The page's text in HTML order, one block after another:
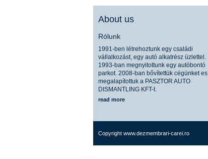
About us
Rólunk
1991-ben létrehoztunk egy családi
vállalkozást, egy autó alkatrész üzlettel.
1993-ban megnyitottunk egy autóbontó
parkot. 2008-ban bővítettük cégünket es
megalapítottuk a PASZTOR AUTO
DISMANTLING KFT-t.
read more
Copyright www.dezmembrari-carei.ro